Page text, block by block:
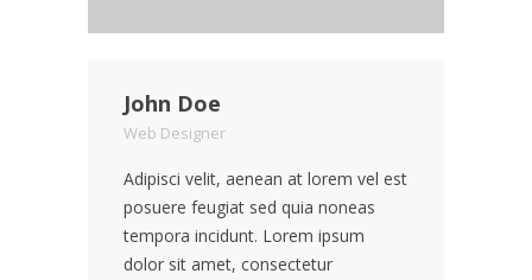
John Doe
Web Designer
Adipisci velit, aenean at lorem vel est
posuere feugiat sed quia noneas
tempora incidunt. Lorem ipsum
dolor sit amet, consectetur